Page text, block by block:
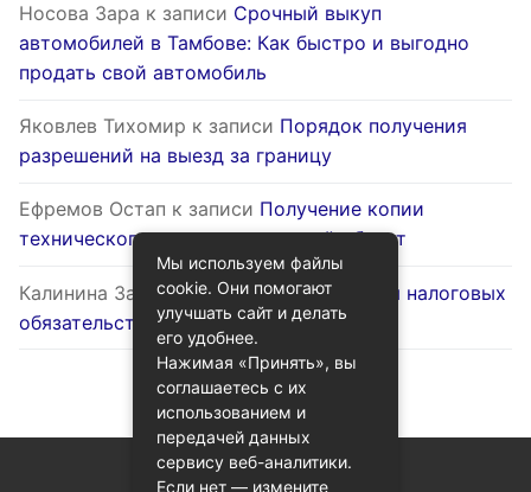
Носова Зара к записи Срочный выкуп
автомобилей в Тамбове: Как быстро и выгодно
продать свой автомобиль
Яковлев Тихомир к записи Порядок получения
разрешений на выезд за границу
Ефремов Остап к записи Получение копии
технического паспорта на жилой объект
Калинина Залинак записиОптимизация налоговых
обязательств через госуслуги
Мы используем файлы
cookie. Они помогают
улучшать сайт и делать
его удобнее.
Нажимая «Принять», вы
соглашаетесь с их
использованием и
передачей данных
сервису веб-аналитики.
Если нет — измените